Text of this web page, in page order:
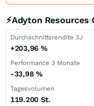
⚡Adyton
Durchschnittsrendite 3J
+203,96 %
Performance 3 Monate
-33,98 %
Tagesvolumen
119.200 St.